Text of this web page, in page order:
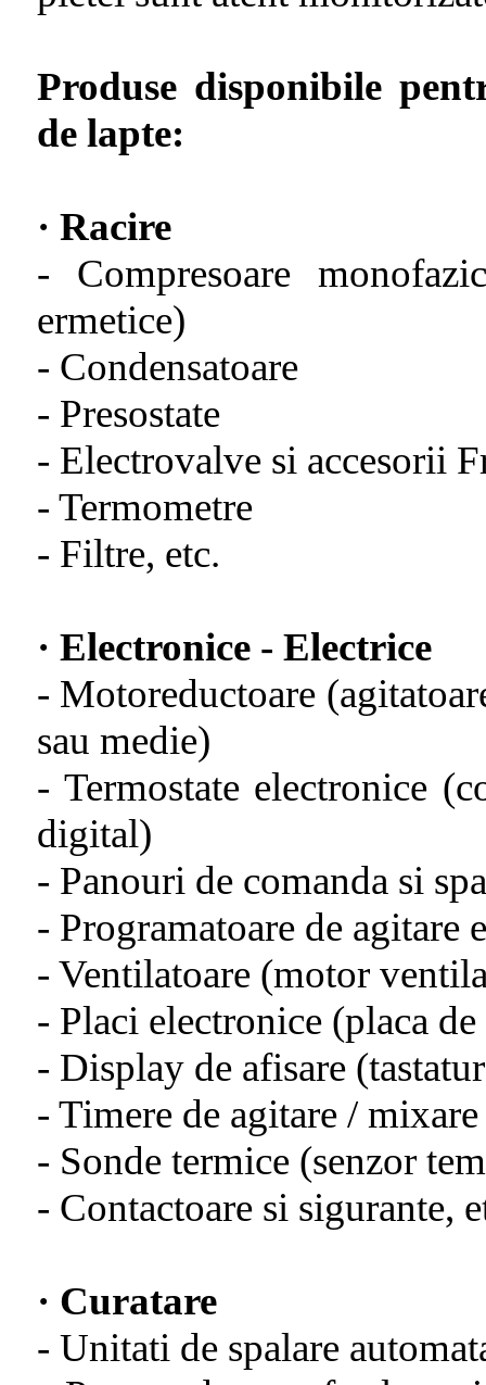
Produse disponibile
de lapte:
· Racire
- Compresoare
ermetice)
- Condensatoare
- Presostate
- Electrovalve si accesorii
- Termometre
- Filtre, etc.
· Electronice - Electrice
- Motoreductoare
sau medie)
- Termostate electronice
digital)
- Panouri de comanda si
- Programatoare de agitare
- Ventilatoare (motor
- Placi electronice (placa
- Display de afisare
- Timere de agitare /
- Sonde termice (senzor
- Contactoare si sigurante,
· Curatare
- Unitati de spalare